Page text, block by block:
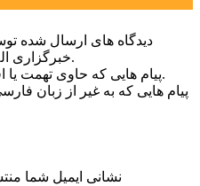
دیدگاه های ارسال شده
خبرگزاری الف در وب منتشر خواهد شد.
پیام هایی که حاوی تهمت یا افترا باشد منتشر نخواهد شد.
پیام هایی که به غیر از زبان
نشانی ایمیل شما